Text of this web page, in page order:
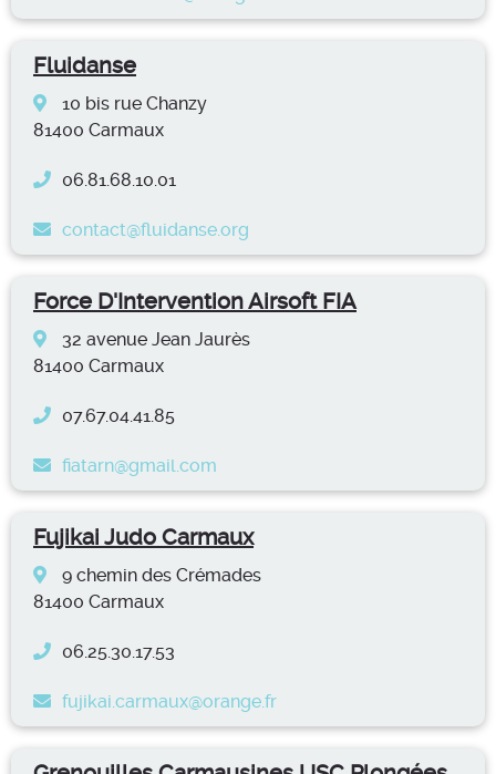
Fluidanse
10 bis rue Chanzy
81400 Carmaux
06.81.68.10.01
contact@fluidanse.org
Force D'Intervention Airsoft FIA
32 avenue Jean Jaurès
81400 Carmaux
07.67.04.41.85
fiatarn@gmail.com
Fujikai Judo Carmaux
9 chemin des Crémades
81400 Carmaux
06.25.30.17.53
fujikai.carmaux@orange.fr